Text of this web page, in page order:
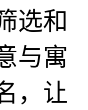
选和
与寓
，让